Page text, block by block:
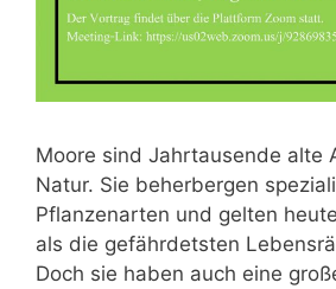
Moore sind Jahrtausende alte
Natur. Sie beherbergen
Pflanzenarten und gelten
als die gefährdetsten
Doch sie haben auch eine